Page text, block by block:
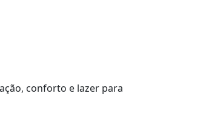
conforto e lazer para